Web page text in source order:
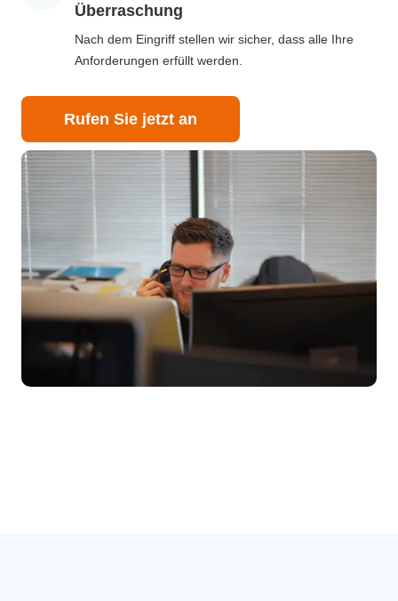
Überraschung
Nach dem Eingriff stellen wir sicher, dass alle Ihre
Anforderungen erfüllt werden.
Rufen Sie jetzt an